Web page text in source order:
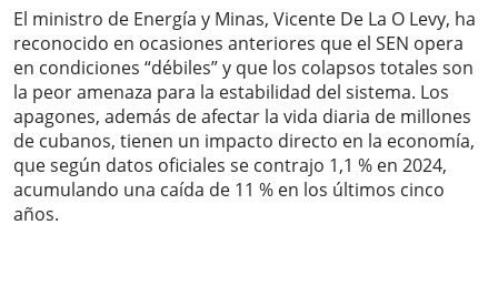
El ministro de Energía y Minas, Vicente De La O Levy, ha
reconocido en ocasiones anteriores que el SEN opera
en condiciones “débiles” y que los colapsos totales son
la peor amenaza para la estabilidad del sistema. Los
apagones, además de afectar la vida diaria de millones
de cubanos, tienen un impacto directo en la economía,
que según datos oficiales se contrajo 1,1 % en 2024,
acumulando una caída de 11 % en los últimos cinco
años.